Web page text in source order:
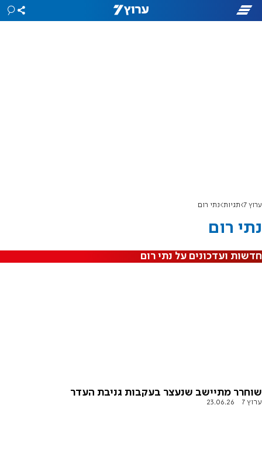
ערוץ 7 תגיות נתי רום
נתי רום
חדשות ועדכונים על נתי רום
שוחרר מתיישב שנעצר בעקבות גניבת העדר
ערוץ 7 23.06.26